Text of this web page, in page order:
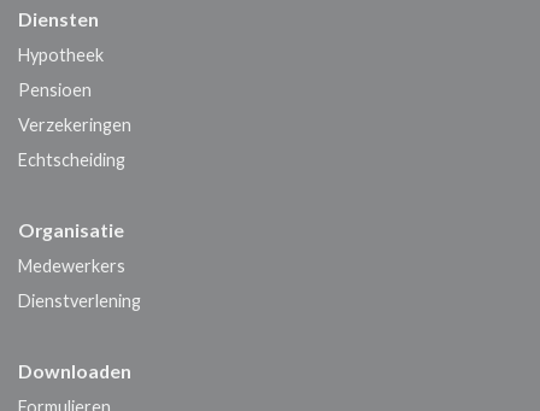
Diensten
Hypotheek
Pensioen
Verzekeringen
Echtscheiding
Organisatie
Medewerkers
Dienstverlening
Downloaden